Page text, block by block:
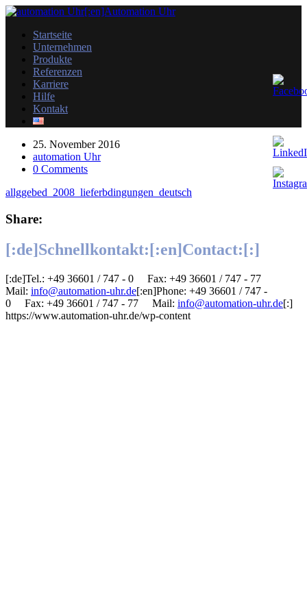
Startseite
Unternehmen
Produkte
Referenzen
Karriere
Hilfe
Kontakt
25. November 2016
automation Uhr
0 Comments
allggebed_2008_lieferbdingungen_deutsch
Share:
[:de]Schnellkontakt:[:en]Contact:[:]
[:de]Tel.: +49 36601 / 747 - 0 Fax: +49 36601 / 747 - 77 ​
Mail: info@automation-uhr.de[:en]Phone: +49 36601 / 747 -
0 Fax: +49 36601 / 747 - 77 ​Mail: info@automation-uhr.de[:]
https://www.automation-uhr.de/wp-content